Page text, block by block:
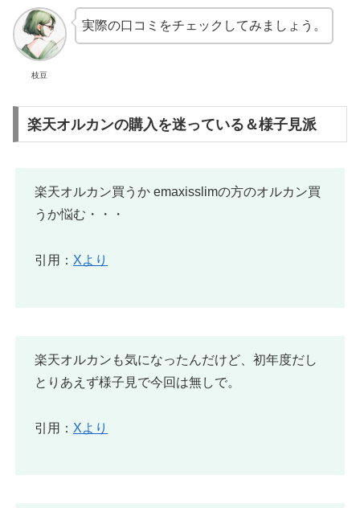
枝豆
実際の口コミをチェックしてみましょう。
楽天オルカンの購入を迷っている＆様子見派
楽天オルカン買うか emaxisslimの方のオルカン買
うか悩む・・・
引用： Xより
楽天オルカンも気になったんだけど、初年度だし
とりあえず様子見で今回は無しで。
引用： Xより